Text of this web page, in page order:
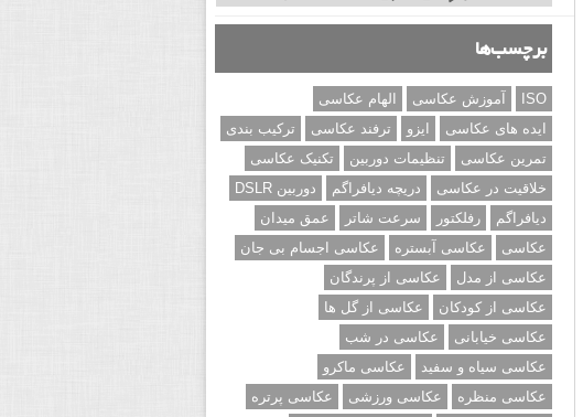
برچسب‌ها
ISO آموزش عکاسی
الهام عکاسی
ایده های عکاسی
ایزو ترفند عکاسی
ترکیب بندی
تمرین عکاسی
تنظیمات دوربین
تکنیک عکاسی
خلاقیت در عکاسی
دریچه دیافراگم
دوربین DSLR
دیافراگم
رفلکتور سرعت شاتر
عمق میدان
عکاسی
عکاسی آبستره
عکاسی اجسام بی جان
عکاسی از مدل
عکاسی از پرندگان
عکاسی از کودکان
عکاسی از گل ها
عکاسی خیابانی
عکاسی در شب
عکاسی سیاه و سفید
عکاسی ماکرو
عکاسی منظره
عکاسی ورزشی
عکاسی پرتره